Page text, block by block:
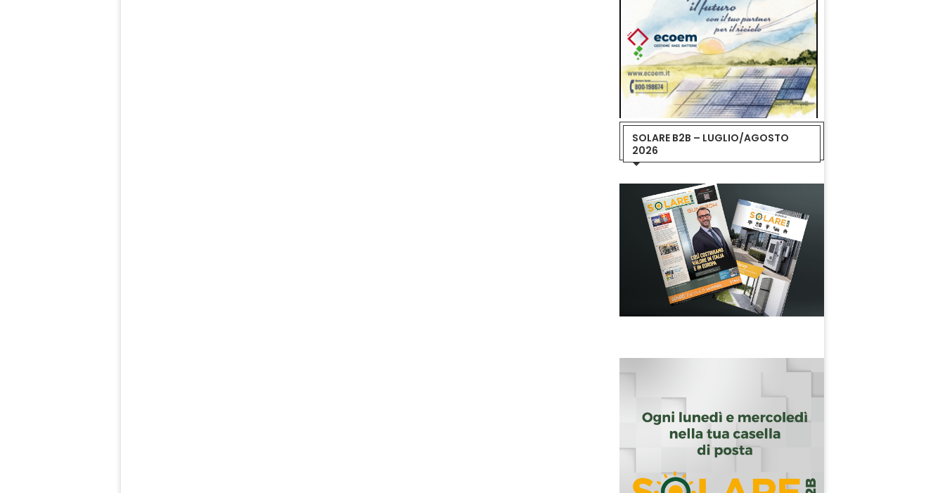
SOLARE B2B – LUGLIO/AGOSTO
2026